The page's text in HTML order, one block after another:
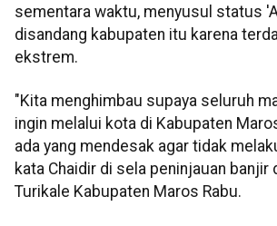
sementara waktu, menyusul status
disandang kabupaten itu karena
ekstrem.
"Kita menghimbau supaya seluruh
ingin melalui kota di Kabupaten
ada yang mendesak agar tidak
kata Chaidir di sela peninjauan banjir
Turikale Kabupaten Maros Rabu.